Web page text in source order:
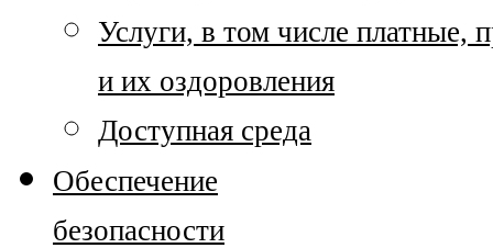
Услуги, в том числе платные,
и их оздоровления
Доступная среда
Обеспечение
безопасности